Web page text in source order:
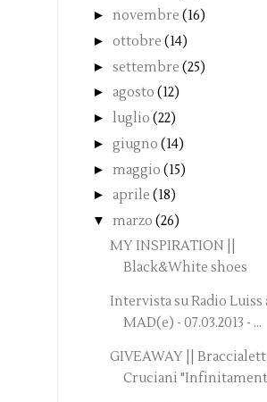
► novembre (16)
► ottobre (14)
► settembre (25)
► agosto (12)
► luglio (22)
► giugno (14)
► maggio (15)
► aprile (18)
▼ marzo (26)
MY INSPIRATION ||
Black&White shoes
Intervista su Radio Luiss
MAD(e) - 07.03.2013 - ...
GIVEAWAY ||
Cruciani